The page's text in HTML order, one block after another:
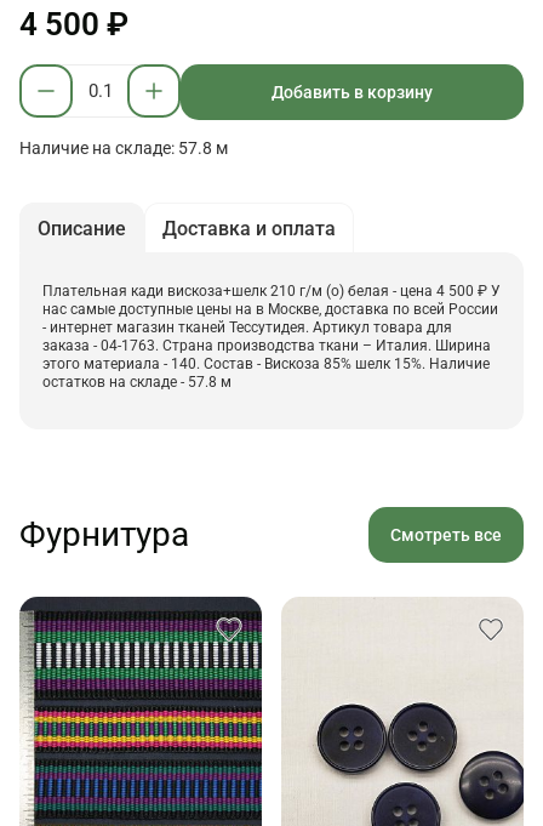
4 500 ₽
Добавить в корзину
Наличие на складе: 57.8 м
Описание Доставка и оплата
Плательная кади вискоза+шелк 210 г/м (о) белая - цена 4 500 ₽ У
нас самые доступные цены на в Москве, доставка по всей России
- интернет магазин тканей Тессутидея. Артикул товара для
заказа - 04-1763. Страна производства ткани – Италия. Ширина
этого материала - 140. Состав - Вискоза 85% шелк 15%. Наличие
остатков на складе - 57.8 м
Фурнитура Смотреть все